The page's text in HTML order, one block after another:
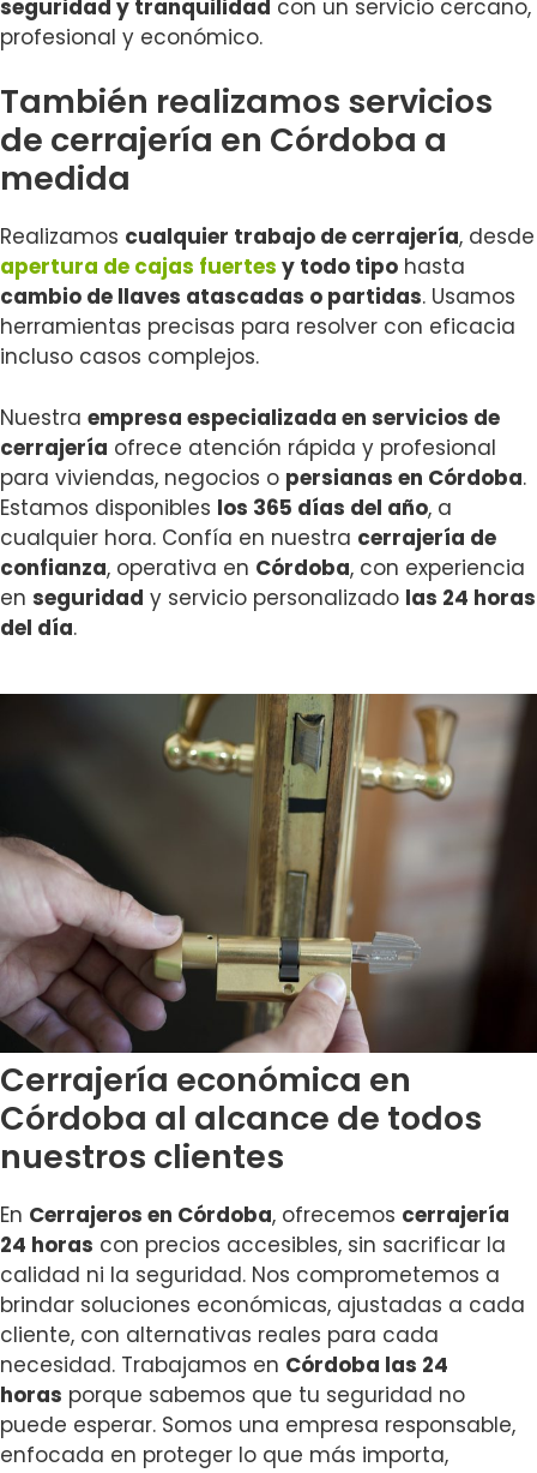
seguridad y tranquilidad con un servicio cercano,
profesional y económico.
También realizamos servicios
de cerrajería en Córdoba a
medida
Realizamos cualquier trabajo de cerrajería, desde
apertura de cajas fuertes y todo tipo hasta
cambio de llaves atascadas o partidas. Usamos
herramientas precisas para resolver con eficacia
incluso casos complejos.
Nuestra empresa especializada en servicios de
cerrajería ofrece atención rápida y profesional
para viviendas, negocios o persianas en Córdoba.
Estamos disponibles los 365 días del año, a
cualquier hora. Confía en nuestra cerrajería de
confianza, operativa en Córdoba, con experiencia
en seguridad y servicio personalizado las 24 horas
del día.
Cerrajería económica en
Córdoba al alcance de todos
nuestros clientes
En Cerrajeros en Córdoba, ofrecemos cerrajería
24 horas con precios accesibles, sin sacrificar la
calidad ni la seguridad. Nos comprometemos a
brindar soluciones económicas, ajustadas a cada
cliente, con alternativas reales para cada
necesidad. Trabajamos en Córdoba las 24
horas porque sabemos que tu seguridad no
puede esperar. Somos una empresa responsable,
enfocada en proteger lo que más importa,